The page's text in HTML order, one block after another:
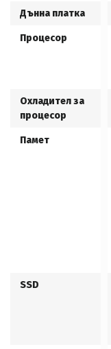
Дънна платка
Процесор
Охладител за
процесор
Памет
SSD